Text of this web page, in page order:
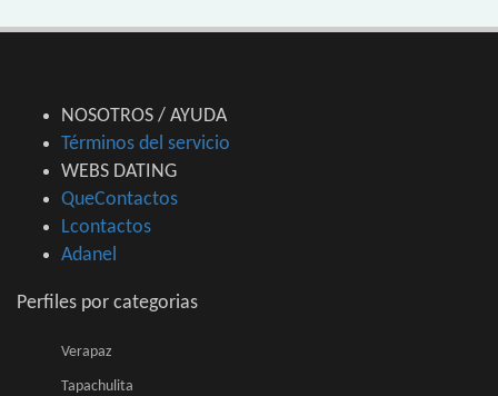
NOSOTROS / AYUDA
Términos del servicio
WEBS DATING
QueContactos
Lcontactos
Adanel
Perfiles por categorias
Verapaz
Tapachulita